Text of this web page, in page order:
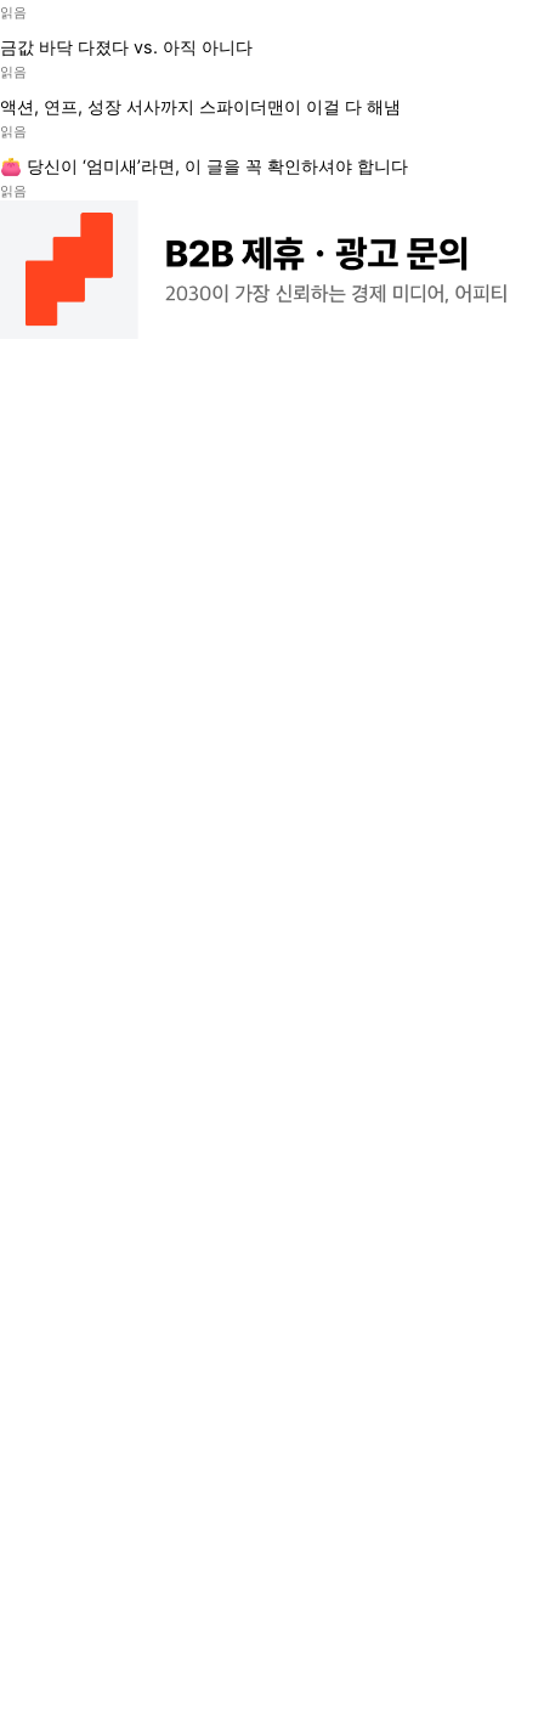
읽음
금값 바닥 다졌다 vs. 아직 아니다
읽음
액션, 연프, 성장 서사까지 스파이더맨이 이걸 다 해냄
읽음
👛 당신이 ‘엄미새’라면, 이 글을 꼭 확인하셔야 합니다
읽음